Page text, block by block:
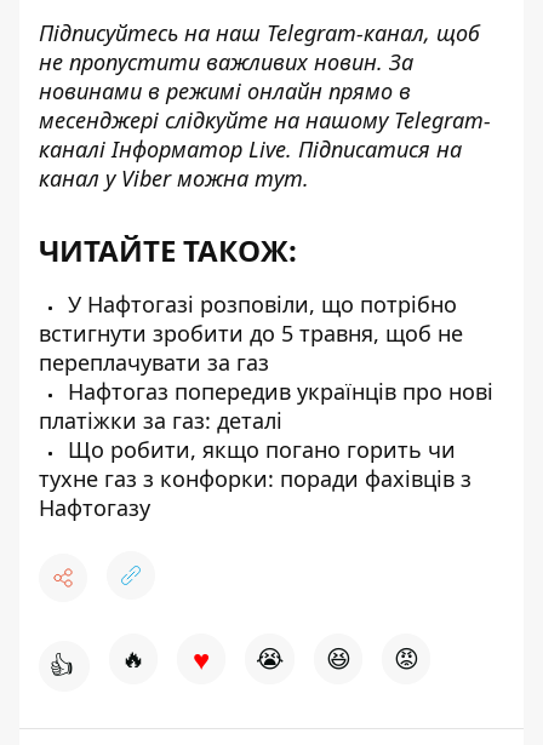
Підписуйтесь на наш Telegram-канал, щоб
не пропустити важливих новин. За
новинами в режимі онлайн прямо в
месенджері слідкуйте на нашому Telegram-
каналіІнформатор Live. Підписатися на
канал у Viber можна тут.
ЧИТАЙТЕ ТАКОЖ:
У Нафтогазі розповіли, що потрібно
встигнути зробити до 5 травня, щоб не
переплачувати за газ
Нафтогаз попередив українців про нові
платіжки за газ: деталі
Що робити, якщо погано горить чи
тухне газ з конфорки: поради фахівців з
Нафтогазу
👍 🔥 ♥ 😭 😆 😡